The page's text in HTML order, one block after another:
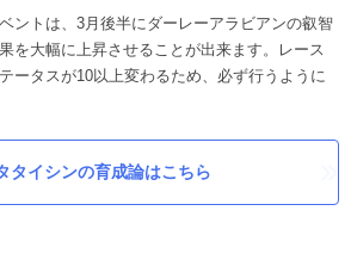
ントは、3月後半にダーレーアラビアンの叡智
を大幅に上昇させることが出来ます。レース
ータスが10以上変わるため、必ず行うように
タイシンの育成論はこちら